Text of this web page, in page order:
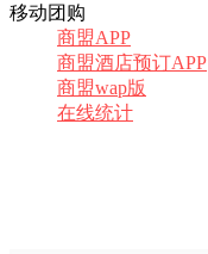
移动团购
商盟APP
商盟酒店预订APP
商盟wap版
在线统计